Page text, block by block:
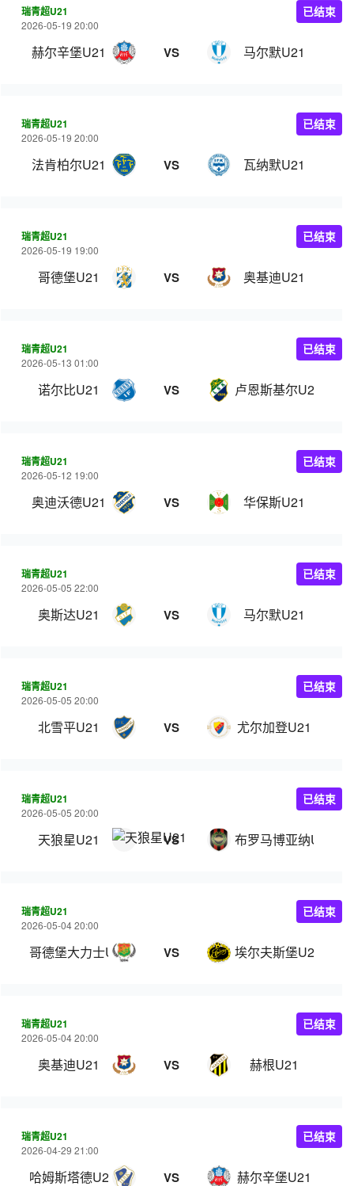
瑞青超U21
2026-05-19 20:00
赫尔辛堡U21 VS 马尔默U21
已结束
瑞青超U21
2026-05-19 20:00
法肯柏尔U21 VS 瓦纳默U21
已结束
瑞青超U21
2026-05-19 19:00
哥德堡U21 VS 奥基迪U21
已结束
瑞青超U21
2026-05-13 01:00
诺尔比U21 VS 卢恩斯基尔U21
已结束
瑞青超U21
2026-05-12 19:00
奥迪沃德U21 VS 华保斯U21
已结束
瑞青超U21
2026-05-05 22:00
奥斯达U21 VS 马尔默U21
已结束
瑞青超U21
2026-05-05 20:00
北雪平U21 VS 尤尔加登U21
已结束
瑞青超U21
2026-05-05 20:00
天狼星U21 VS 布罗马博亚纳U21
已结束
瑞青超U21
2026-05-04 20:00
哥德堡大力士U21 VS 埃尔夫斯堡U21
已结束
瑞青超U21
2026-05-04 20:00
奥基迪U21 VS 赫根U21
已结束
瑞青超U21
2026-04-29 21:00
哈姆斯塔德U21 VS 赫尔辛堡U21
已结束